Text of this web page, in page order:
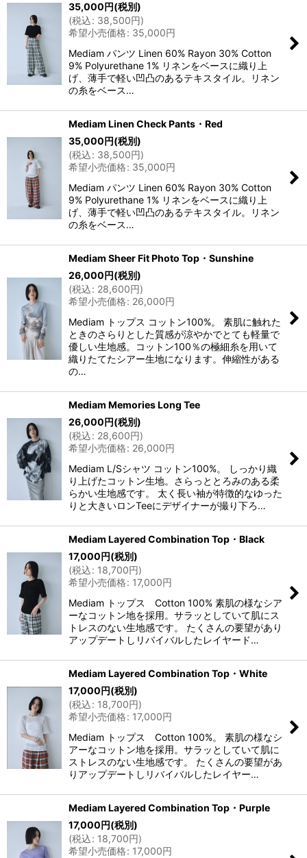
35,000円(税別)
(税込: 38,500円)
希望小売価格: 35,000円
Mediam パンツ Linen 60% Rayon 30% Cotton
9% Polyurethane 1% リネンをベースに織り上
げ、薄手で軽い凹凸のあるテキスタイル。リネン
の糸をベース…
Mediam Linen Check Pants・Red
35,000円(税別)
(税込: 38,500円)
希望小売価格: 35,000円
Mediam パンツ Linen 60% Rayon 30% Cotton
9% Polyurethane 1% リネンをベースに織り上
げ、薄手で軽い凹凸のあるテキスタイル。リネン
の糸をベース…
Mediam Sheer Fit Photo Top・Sunshine
26,000円(税別)
(税込: 28,600円)
希望小売価格: 26,000円
Mediam トップス コットン100%。 素肌に触れた
ときのさらりとした質感が涼やかでとても軽量で
優しい生地感。コットン100％の極細糸を用いて
織りたてたシアー生地になります。伸縮性がある
の…
Mediam Memories Long Tee
26,000円(税別)
(税込: 28,600円)
希望小売価格: 26,000円
Mediam L/Sシャツ コットン100%。 しっかり織
り上げたコットン生地。さらっととろみのある柔
らかい生地感です。 太く長い袖が特徴的なゆった
りと大きいロンTeeにデザイナーが撮り下ろ…
Mediam Layered Combination Top・Black
17,000円(税別)
(税込: 18,700円)
希望小売価格: 17,000円
Mediam トップス Cotton 100% 素肌の様なシア
ーなコットン地を採用。サラッとしていて肌にス
トレスのない生地感です。 たくさんの要望があり
アップデートしリバイバルしたレイヤード…
Mediam Layered Combination Top・White
17,000円(税別)
(税込: 18,700円)
希望小売価格: 17,000円
Mediam トップス Cotton 100%。 素肌の様なシ
アーなコットン地を採用。サラッとしていて肌に
ストレスのない生地感です。 たくさんの要望があ
りアップデートしリバイバルしたレイヤー…
Mediam Layered Combination Top・Purple
17,000円(税別)
(税込: 18,700円)
希望小売価格: 17,000円